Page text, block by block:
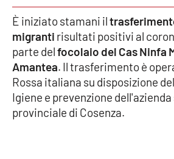
Meteo
Editoriali
VIDEO
Ambiente
È iniziato stamani il
migranti risultati positivi al
parte delfocolaio del Cas Ninfa
Amantea. Il trasferimento è
Rossa italiana su disposizione
Igiene e prevenzione
provinciale di Cosenza.